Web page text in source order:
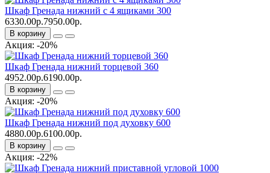
Шкаф Гренада нижний с 4 ящиками 300
6330.00р.7950.00р.
В корзину
Акция: -20%
Шкаф Гренада нижний торцевой 360
4952.00р.6190.00р.
В корзину
Акция: -20%
Шкаф Гренада нижний под духовку 600
4880.00р.6100.00р.
В корзину
Акция: -22%